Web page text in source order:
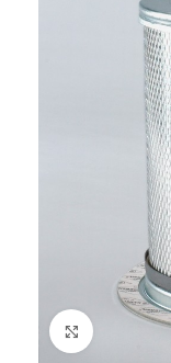
Увеличить